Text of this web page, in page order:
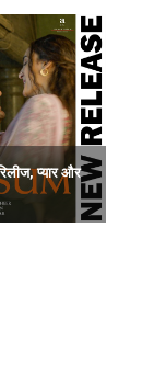
प्यार और